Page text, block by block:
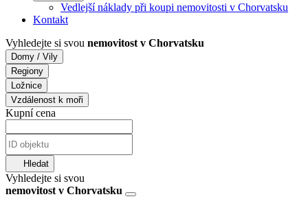
Vedlejší náklady při koupi nemovitosti v Chorvatsku
Kontakt
Vyhledejte si svou nemovitost v Chorvatsku
Domy / Vily
Regiony
Ložnice
Vzdálenost k moři
Kupní cena
Hledat
Vyhledejte si svou
nemovitost v Chorvatsku